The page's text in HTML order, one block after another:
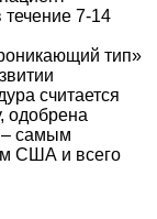
течение 7-14
тип»
считается
одобрена
– самым
США и всего